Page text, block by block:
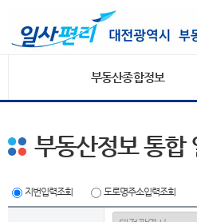
부동산종합정보
부동산정보 통합
지번입력조회 도로명주소입력조회